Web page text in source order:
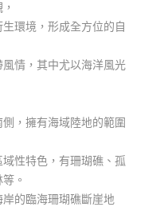
環境，形成全方位的自
情，其中尤以海洋風光
，擁有海域陸地的範圍
性特色，有珊瑚礁、孤
。
的臨海珊瑚礁斷崖地